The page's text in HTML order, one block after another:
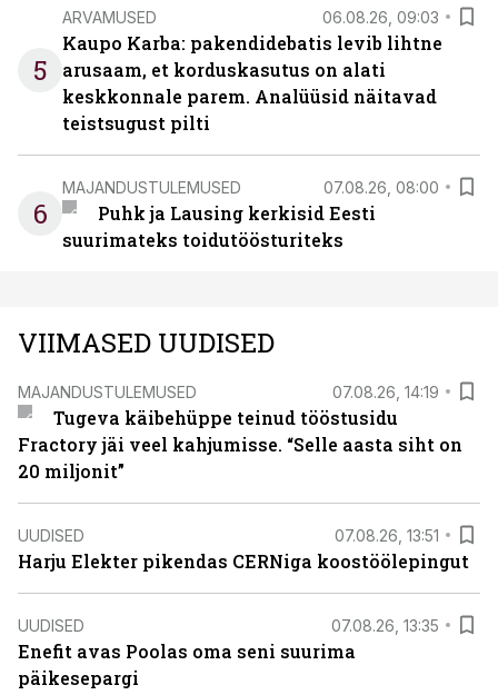
5
ARVAMUSED 06.08.26, 09:03
Kaupo Karba: pakendidebatis levib lihtne
arusaam, et korduskasutus on alati
keskkonnale parem. Analüüsid näitavad
teistsugust pilti
6
MAJANDUSTULEMUSED 07.08.26, 08:00
Puhk ja Lausing kerkisid Eesti
suurimateks toidutöösturiteks
VIIMASED UUDISED
MAJANDUSTULEMUSED 07.08.26, 14:19
Tugeva käibehüppe teinud tööstusidu
Fractory jäi veel kahjumisse. “Selle aasta siht on
20 miljonit”
UUDISED 07.08.26, 13:51
Harju Elekter pikendas CERNiga koostöölepingut
UUDISED 07.08.26, 13:35
Enefit avas Poolas oma seni suurima
päikesepargi